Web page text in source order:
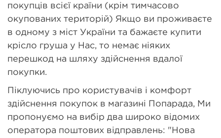
покупців всієї країни (крім тимчасово
окупованих територій) Якщо ви проживаєте
в одному з міст України та бажаєте купити
крісло груша у Нас, то немає ніяких
перешкод на шляху здійснення вдалої
покупки.
Піклуючись про користувачів і комфорт
здійснення покупок в магазині Попарада, Ми
пропонуємо на вибір два широко відомих
оператора поштових відправлень: "Нова